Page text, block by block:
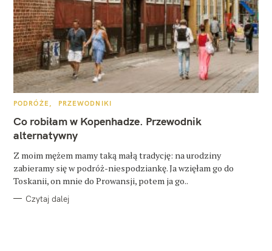
K
T
E
G
O
I
E
PODRÓŻE PRZEWODNIKI
Co robiłam w Kopenhadze. Przewodnik
alternatywny
Z moim mężem mamy taką małą tradycję: na urodziny
zabieramy się w podróż-niespodziankę. Ja wzięłam go do
Toskanii, on mnie do Prowansji, potem ja go..
Czytaj dalej